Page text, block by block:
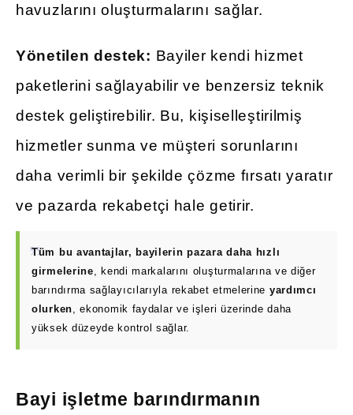
havuzlarını oluşturmalarını sağlar.
Yönetilen destek: Bayiler kendi hizmet
paketlerini sağlayabilir ve benzersiz teknik
destek geliştirebilir. Bu, kişiselleştirilmiş
hizmetler sunma ve müşteri sorunlarını
daha verimli bir şekilde çözme fırsatı yaratır
ve pazarda rekabetçi hale getirir.
Tüm bu avantajlar, bayilerin pazara daha hızlı
girmelerine, kendi markalarını oluşturmalarına ve diğer
barındırma sağlayıcılarıyla rekabet etmelerine yardımcı
olurken, ekonomik faydalar ve işleri üzerinde daha
yüksek düzeyde kontrol sağlar.
Bayi işletme barındırmanın